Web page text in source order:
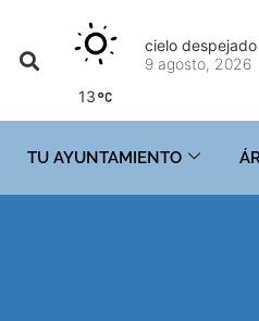
13
cielo despejado
9 agosto, 2026
TU AYUNTAMIENTO